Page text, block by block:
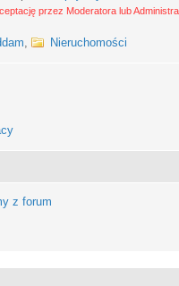
przez Moderatora lub
, Nieruchomości
z forum